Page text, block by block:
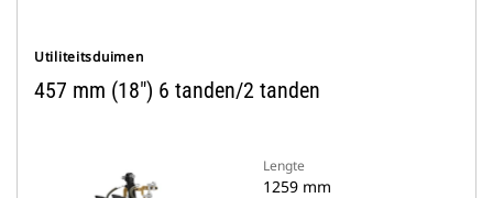
Utiliteitsduimen
457 mm (18") 6 tanden/2 tanden
Lengte
1259 mm